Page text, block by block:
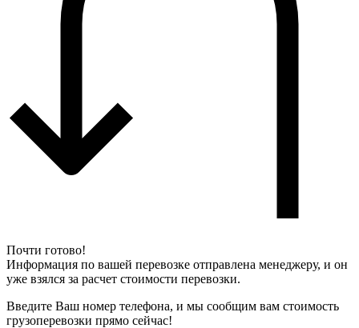
Почти готово!
Информация по вашей перевозке отправлена менеджеру, и он
уже взялся за расчет стоимости перевозки.
Введите Ваш номер телефона, и мы сообщим вам стоимость
грузоперевозки прямо сейчас!